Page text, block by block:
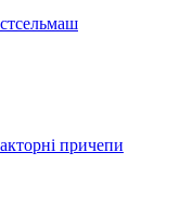
причепи